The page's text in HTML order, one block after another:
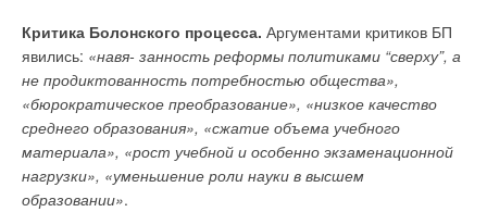
Критика Болонского процесса. Аргументами критиков БП
явились: «навя- занность реформы политиками “сверху”, а
не продиктованность потребностью общества»,
«бюрократическое преобразование», «низкое качество
среднего образования», «сжатие объема учебного
материала», «рост учебной и особенно экзаменационной
нагрузки», «уменьшение роли науки в высшем
образовании».